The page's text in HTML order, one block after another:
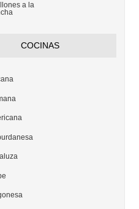
a la
COCINAS